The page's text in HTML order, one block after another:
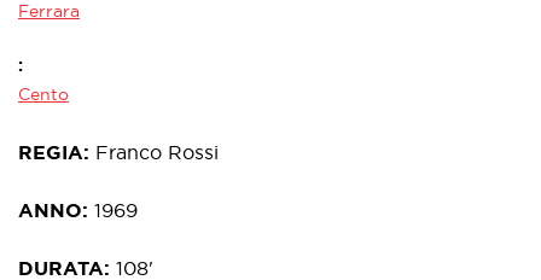
Ferrara
Cento
REGIA Franco Rossi
ANNO 1969
DURATA 108'